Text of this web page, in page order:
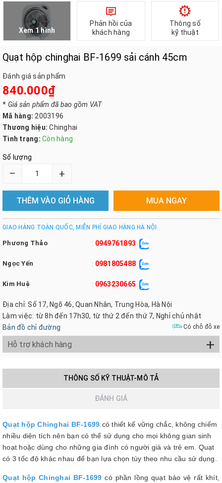
Xem 1 hình
Phản hồi của
khách hàng
Thông số
kỹ thuật
Quạt hộp chinghai BF-1699 sải cánh 45cm
Đánh giá sản phẩm
840.000₫
* Giá sản phẩm đã bao gồm VAT
Mã hàng: 2003196
Thương hiệu: Chinghai
Tình trạng: Còn hàng
Số lượng
– +
THÊM VÀO GIỎ HÀNG MUA NGAY
GIAO HÀNG TOÀN QUỐC, MIỄN PHÍ GIAO HÀNG HÀ NỘI
Phương Thảo : 0949761893
Ngọc Yến : 0981805488
Kim Huệ : 0963230665
Địa chỉ: Số 17, Ngõ 46, Quan Nhân, Trung Hòa, Hà Nội
Làm việc: từ 8h đến 17h30, từ thứ 2 đến thứ 7, Nghỉ chủ nhật
Bản đồ chỉ đường
Có chỗ đỗ xe
Hỗ trợ khách hàng +
THÔNG SỐ KỸ THUẬT-MÔ TẢ
ĐÁNH GIÁ
Quạt hộp Chinghai BF-1699 có thiết kế vững chắc, không chiếm
nhiều diện tích nên bạn có thể sử dụng cho mọi không gian sinh
hoạt hoặc dùng cho những gia đình có người già và trẻ em. Quạt
có 3 tốc độ khác nhau để bạn lựa chọn tùy theo nhu cầu sử dụng.
Quạt hộp Chinghai BF-1699 có phần lồng quạt bảo vệ rất khít,